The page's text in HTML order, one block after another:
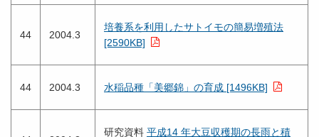
44 2004.3
培養系を利用したサトイモの簡易増殖法
[2590KB]
44 2004.3 水稲品種「美郷錦」の育成 [1496KB]
研究資料 平成14 年大豆収穫期の長雨と積